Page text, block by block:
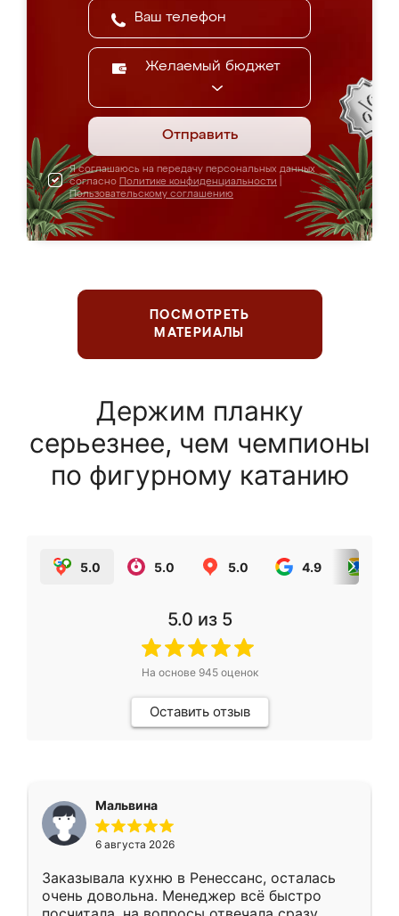
Желаемый бюджет
Отправить
Я соглашаюсь на передачу персональных данных
согласно Политике конфиденциальности
Пользовательскому соглашению
ПОСМОТРЕТЬ
МАТЕРИАЛЫ
Держим планку
серьезнее, чем чемпионы
по фигурному катанию
5.0 5.0 5.0 4.9
5.0 из 5
На основе 945оценок
Оставить отзыв
Мальвина
6 августа 2026
Заказывала кухню в Ренессанс, осталась
очень довольна. Менеджер всё быстро